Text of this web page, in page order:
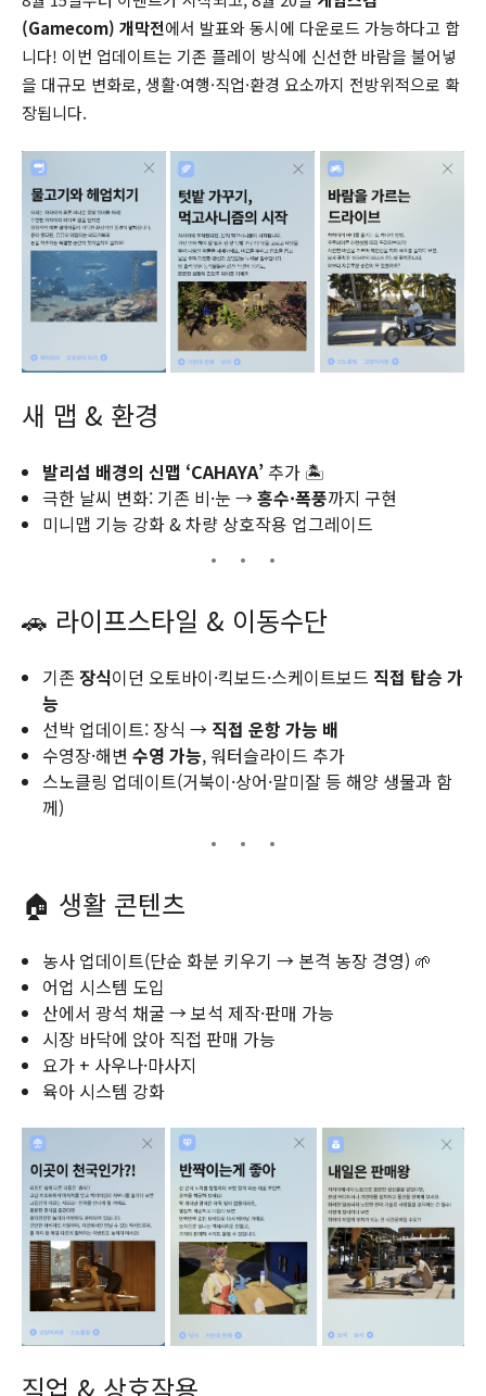
(Gamecom) 개막전에서 발표와 동시에 다운로드 가능하다고 합
니다! 이번 업데이트는 기존 플레이 방식에 신선한 바람을 불어넣
을 대규모 변화로, 생활·여행·직업·환경 요소까지 전방위적으로 확
장됩니다.
새 맵 & 환경
발리섬 배경의 신맵 ‘CAHAYA’ 추가 🏝️
극한 날씨 변화: 기존 비·눈 →홍수·폭풍까지 구현
미니맵 기능 강화 & 차량 상호작용 업그레이드
🚗 라이프스타일 & 이동수단
기존 장식이던 오토바이·킥보드·스케이트보드 직접 탑승 가
능
선박 업데이트: 장식 → 직접 운항 가능 배
수영장·해변 수영 가능, 워터슬라이드 추가
스노클링 업데이트(거북이·상어·말미잘 등 해양 생물과 함
께)
🏠 생활 콘텐츠
농사 업데이트(단순 화분 키우기 → 본격 농장 경영) 🌱
어업 시스템 도입
산에서 광석 채굴 → 보석 제작·판매 가능
시장 바닥에 앉아 직접 판매 가능
요가 + 사우나·마사지
육아 시스템 강화
직업 & 상호작용